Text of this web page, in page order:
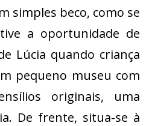
simples beco, como se
a oportunidade de
Lúcia quando criança
pequeno museu com
originais, uma
De frente, situa-se à